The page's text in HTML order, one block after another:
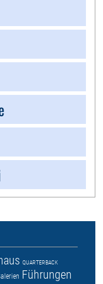
QUARTERBACK
Führungen